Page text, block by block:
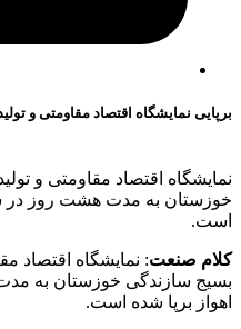
برپایی نمایشگاه اقتصاد مقاومتی و
نمایشگاه اقتصاد مقاومتی و
خوزستان به مدت هشت روز در
است.
کلام صنعت: نمایشگاه اقتصاد
بسیج سازندگی خوزستان به
اهواز برپا شده است.